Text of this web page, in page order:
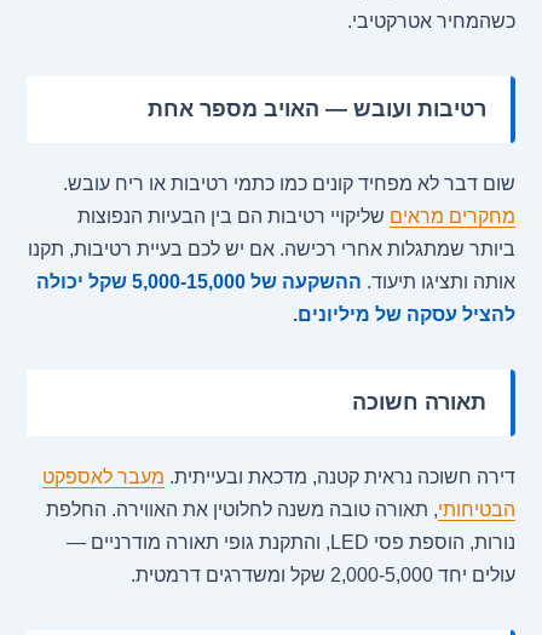
כשהמחיר אטרקטיבי.
רטיבות ועובש — האויב מספר אחת
שום דבר לא מפחיד קונים כמו כתמי רטיבות או ריח עובש.
מחקרים מראים שליקויי רטיבות הם בין הבעיות הנפוצות
ביותר שמתגלות אחרי רכישה. אם יש לכם בעיית רטיבות, תקנו
אותה ותציגו תיעוד.
ההשקעה של 5,000-15,000 שקל יכולה
להציל עסקה של מיליונים.
תאורה חשוכה
דירה חשוכה נראית קטנה, מדכאת ובעייתית. מעבר לאספקט
הבטיחותי, תאורה טובה משנה לחלוטין את האווירה. החלפת
נורות, הוספת פסי LED, והתקנת גופי תאורה מודרניים —
עולים יחד 2,000-5,000 שקל ומשדרגים דרמטית.